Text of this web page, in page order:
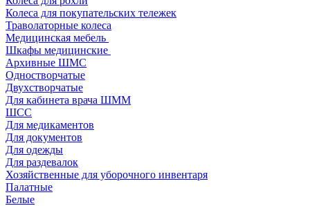
Колеса для покупательских тележек
Траволаторные колеса
Медицинская мебель
Шкафы медицинские
Архивные ШМС
Одностворчатые
Двухстворчатые
Для кабинета врача ШММ
ШСС
Для медикаментов
Для документов
Для одежды
Для раздевалок
Хозяйственные для уборочного инвентаря
Палатные
Белые